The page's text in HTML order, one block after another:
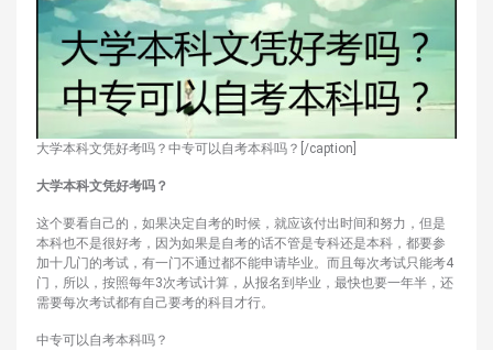
大学本科文凭好考吗？中专可以自考本科吗？[/caption]
大学本科文凭好考吗？
这个要看自己的，如果决定自考的时候，就应该付出时间和努力，但是
本科也不是很好考，因为如果是自考的话不管是专科还是本科，都要参
加十几门的考试，有一门不通过都不能申请毕业。而且每次考试只能考4
门，所以，按照每年3次考试计算，从报名到毕业，最快也要一年半，还
需要每次考试都有自己要考的科目才行。
中专可以自考本科吗？